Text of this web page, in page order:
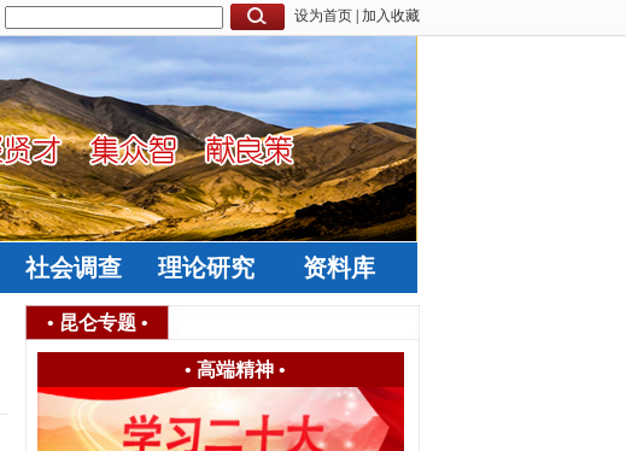
设为首页 加入收藏
社会调查 理论研究 资料库
• 昆仑专题 •
• 高端精神•